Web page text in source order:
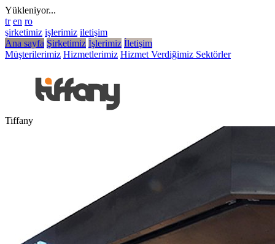
Yükleniyor...
tr en ro
şirketimiz işlerimiz iletişim
Ana sayfa Şirketimiz İşlerimiz İletişim
Müşterilerimiz Hizmetlerimiz Hizmet Verdiğimiz Sektörler
Tiffany